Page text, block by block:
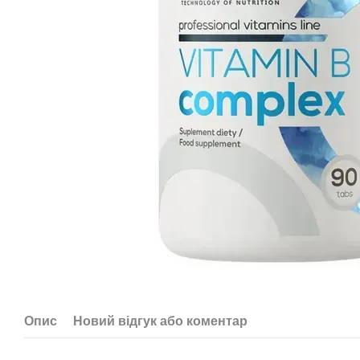
Опис Новий відгук або коментар